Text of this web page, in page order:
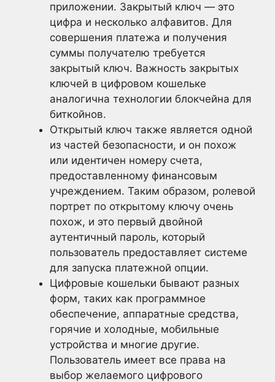
приложении. Закрытый ключ — это
цифра и несколько алфавитов. Для
совершения платежа и получения
суммы получателю требуется
закрытый ключ. Важность закрытых
ключей в цифровом кошельке
аналогична технологии блокчейна для
биткойнов.
Открытый ключ также является одной
из частей безопасности, и он похож
или идентичен номеру счета,
предоставленному финансовым
учреждением. Таким образом, ролевой
портрет по открытому ключу очень
похож, и это первый двойной
аутентичный пароль, который
пользователь предоставляет системе
для запуска платежной опции.
Цифровые кошельки бывают разных
форм, таких как программное
обеспечение, аппаратные средства,
горячие и холодные, мобильные
устройства и многие другие.
Пользователь имеет все права на
выбор желаемого цифрового